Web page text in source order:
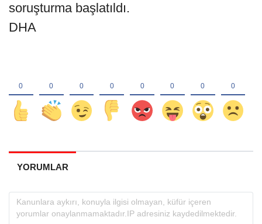
soruşturma başlatıldı.
DHA
YORUMLAR